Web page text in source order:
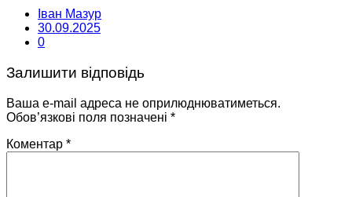
Іван Мазур
30.09.2025
0
Залишити відповідь
Ваша e-mail адреса не оприлюднюватиметься.
Обов’язкові поля позначені *
Коментар *